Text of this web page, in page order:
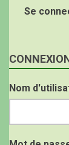
Se
Nom